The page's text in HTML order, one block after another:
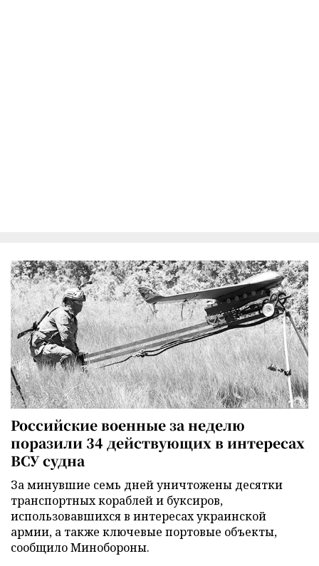
Российские военные за неделю
поразили 34 действующих в интересах
ВСУ судна
За минувшие семь дней уничтожены десятки
транспортных кораблей и буксиров,
использовавшихся в интересах украинской
армии, а также ключевые портовые объекты,
сообщило Минобороны.